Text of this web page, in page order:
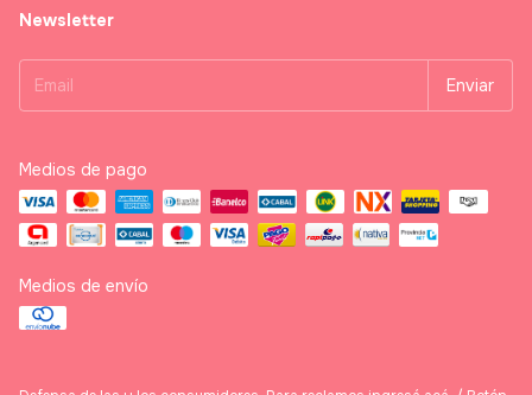
Newsletter
Medios de pago
Medios de envío